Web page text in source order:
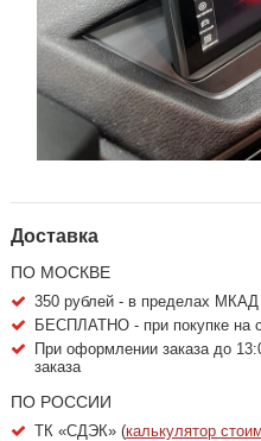
Доставка
ПО МОСКВЕ
350 рублей - в пределах МКАД
БЕСПЛАТНО - при покупке на
При оформлении заказа до
заказа
ПО РОССИИ
ТК «СДЭК» (калькулятор